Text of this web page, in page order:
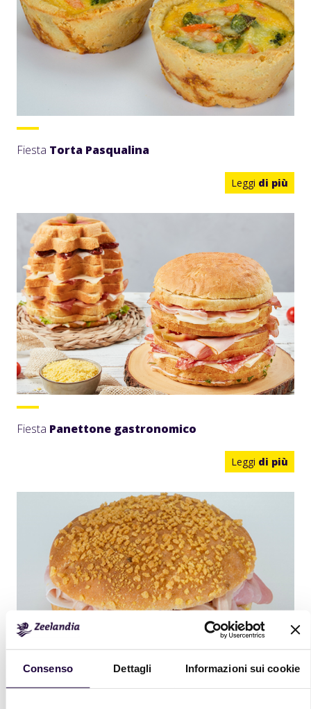
Consenso Dettagli Informazioni sui cookie
Fiesta Torta Pasqualina
Leggi di più
Fiesta Panettone gastronomico
Leggi di più